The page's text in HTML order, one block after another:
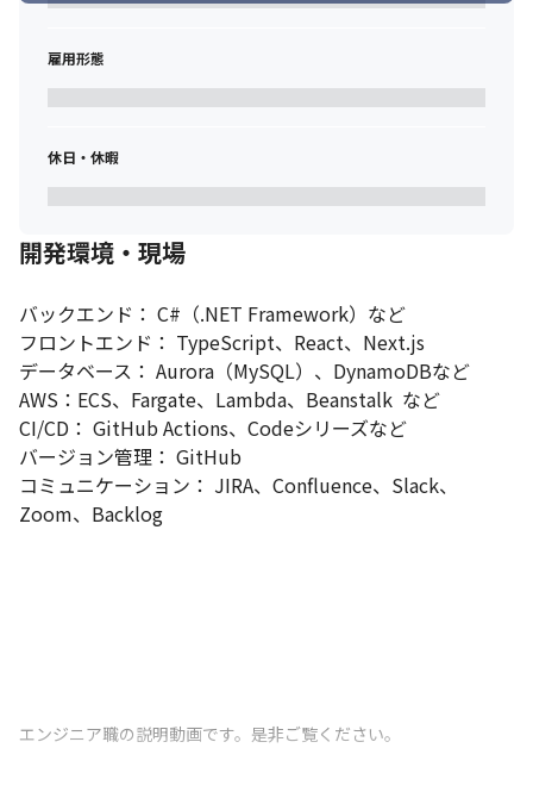
雇用形態
休日・休暇
開発環境・現場
バックエンド： C#（.NET Framework）など
フロントエンド： TypeScript、React、Next.js
データベース： Aurora（MySQL）、DynamoDBなど
AWS：ECS、Fargate、Lambda、Beanstalk  など
CI/CD： GitHub Actions、Codeシリーズなど
バージョン管理： GitHub
コミュニケーション： JIRA、Confluence、Slack、
Zoom、Backlog
エンジニア職の説明動画です。是非ご覧ください。